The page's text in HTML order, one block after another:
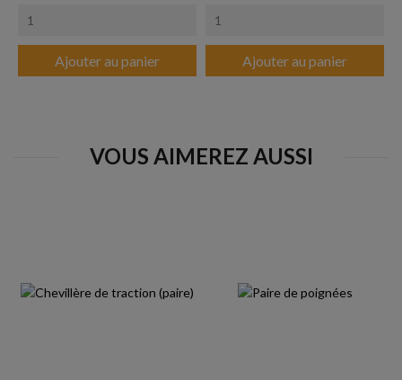
Ajouter au panier Ajouter au panier
VOUS AIMEREZ AUSSI